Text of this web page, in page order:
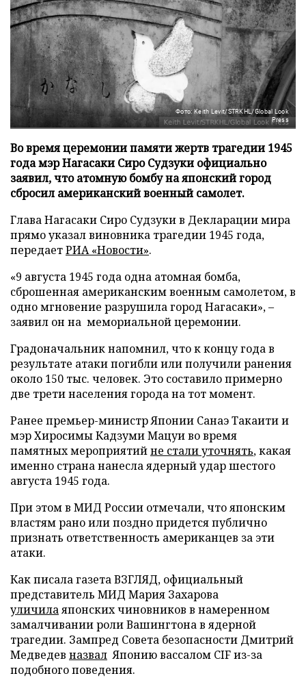
Фото: Keith Levit/STRKHL/Global Look
Press
Во время церемонии памяти жертв трагедии 1945
года мэр Нагасаки Сиро Судзуки официально
заявил, что атомную бомбу на японский город
сбросил американский военный самолет.
Глава Нагасаки Сиро Судзуки в Декларации мира
прямо указал виновника трагедии 1945 года,
передаетРИА «Новости».
«9 августа 1945 года одна атомная бомба,
сброшенная американским военным самолетом, в
одно мгновение разрушила город Нагасаки», –
заявил он на мемориальной церемонии.
Градоначальник напомнил, что к концу года в
результате атаки погибли или получили ранения
около 150 тыс. человек. Это составило примерно
две трети населения города на тот момент.
Ранее премьер-министр Японии Санаэ Такаити и
мэр Хиросимы Кадзуми Мацуи во время
памятных мероприятийне стали уточнять, какая
именно страна нанесла ядерный удар шестого
августа 1945 года.
При этом в МИД России отмечали, что японским
властям рано или поздно придется публично
признать ответственность американцев за эти
атаки.
Как писала газета ВЗГЛЯД, официальный
представитель МИД Мария Захарова
уличилаяпонских чиновников в намеренном
замалчивании роли Вашингтона в ядерной
трагедии. Зампред Совета безопасности Дмитрий
Медведев назвал Японию вассалом CIF из-за
подобного поведения.